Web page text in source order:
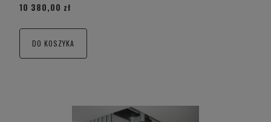
10 380,00 zł
DO KOSZYKA